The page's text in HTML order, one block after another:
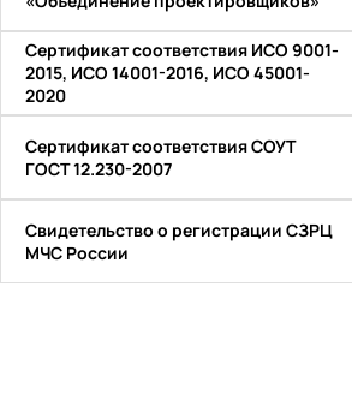
Сертификат соответствия ИСО 9001-
2015, ИСО 14001-2016, ИСО 45001-
2020
Сертификат соответствия СОУТ
ГОСТ 12.230-2007
Свидетельство о регистрации СЗРЦ
МЧС России